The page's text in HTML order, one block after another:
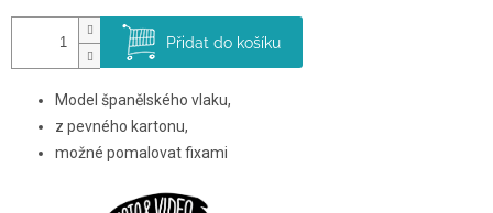
Přidat do košíku
Model španělského vlaku,
z pevného kartonu,
možné pomalovat fixami